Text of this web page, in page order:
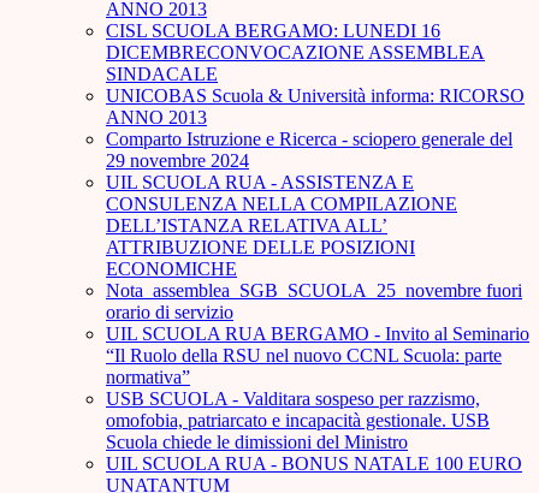
ANNO 2013
CISL SCUOLA BERGAMO: LUNEDI 16
DICEMBRECONVOCAZIONE ASSEMBLEA
SINDACALE
UNICOBAS Scuola & Università informa: RICORSO
ANNO 2013
Comparto Istruzione e Ricerca - sciopero generale del
29 novembre 2024
UIL SCUOLA RUA - ASSISTENZA E
CONSULENZA NELLA COMPILAZIONE
DELL’ISTANZA RELATIVA ALL’
ATTRIBUZIONE DELLE POSIZIONI
ECONOMICHE
Nota_assemblea_SGB_SCUOLA_25_novembre fuori
orario di servizio
UIL SCUOLA RUA BERGAMO - Invito al Seminario
“Il Ruolo della RSU nel nuovo CCNL Scuola: parte
normativa”
USB SCUOLA - Valditara sospeso per razzismo,
omofobia, patriarcato e incapacità gestionale. USB
Scuola chiede le dimissioni del Ministro
UIL SCUOLA RUA - BONUS NATALE 100 EURO
UNATANTUM